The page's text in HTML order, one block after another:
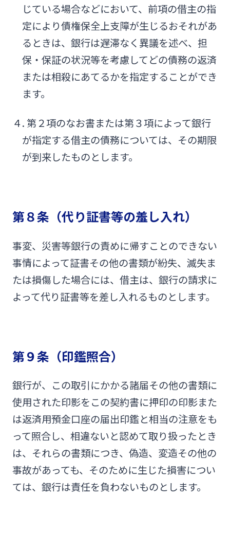
じている場合などにおいて、前項の借主の指
定により債権保全上支障が生じるおそれがあ
るときは、銀行は遅滞なく異議を述べ、担
保・保証の状況等を考慮してどの債務の返済
または相殺にあてるかを指定することができ
ます。
４. 第２項のなお書または第３項によって銀行
が指定する借主の債務については、その期限
が到来したものとします。
第８条（代り証書等の羞し入れ）
事変、災害等銀行の責めに帰すことのできない
事情によって証書その他の書類が紛失、滅失ま
たは損傷した場合には、借主は、銀行の請求に
よって代り証書等を差し入れるものとします。
第９条（印鑑照合）
銀行が、この取引にかかる諸届その他の書類に
使用された印影をこの契約書に押印の印影また
は返済用預金口座の届出印鑑と相当の注意をも
って照合し、相違ないと認めて取り扱ったとき
は、それらの書類につき、偽造、変造その他の
事故があっても、そのために生じた損害につい
ては、銀行は責任を負わないものとします。